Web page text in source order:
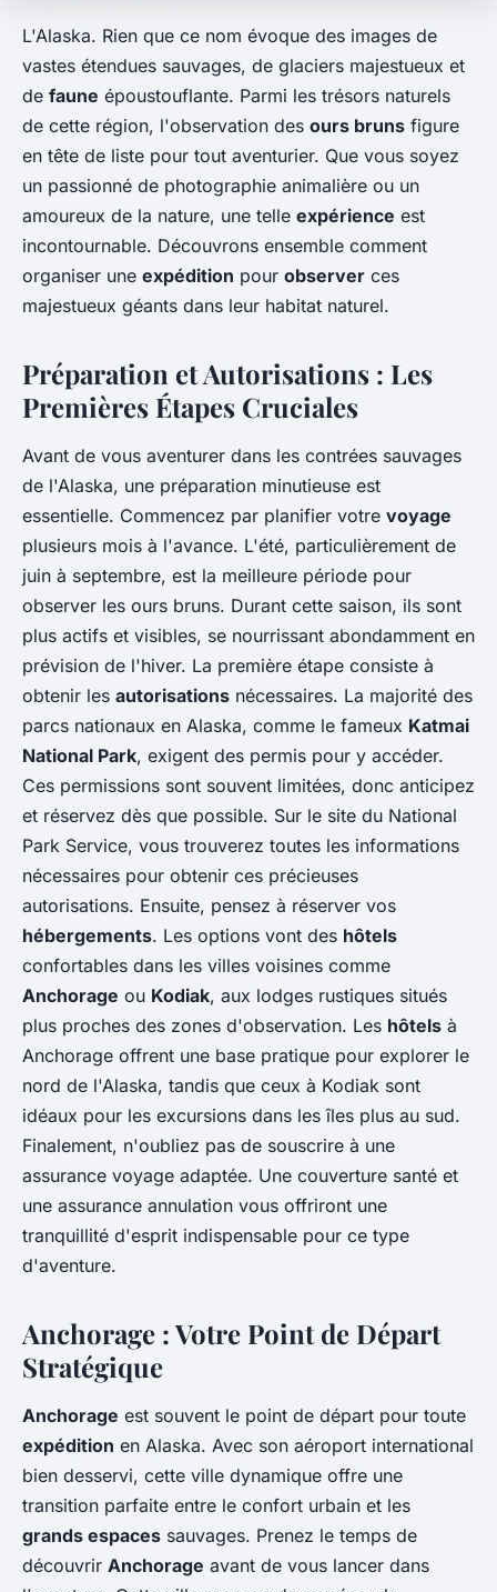
L'Alaska. Rien que ce nom évoque des images de
vastes étendues sauvages, de glaciers majestueux et
de faune époustouflante. Parmi les trésors naturels
de cette région, l'observation des ours bruns figure
en tête de liste pour tout aventurier. Que vous soyez
un passionné de photographie animalière ou un
amoureux de la nature, une telle expérience est
incontournable. Découvrons ensemble comment
organiser une expédition pour observer ces
majestueux géants dans leur habitat naturel.
Préparation et Autorisations : Les
Premières Étapes Cruciales
Avant de vous aventurer dans les contrées sauvages
de l'Alaska, une préparation minutieuse est
essentielle. Commencez par planifier votre voyage
plusieurs mois à l'avance. L'été, particulièrement de
juin à septembre, est la meilleure période pour
observer les ours bruns. Durant cette saison, ils sont
plus actifs et visibles, se nourrissant abondamment en
prévision de l'hiver. La première étape consiste à
obtenir les autorisations nécessaires. La majorité des
parcs nationaux en Alaska, comme le fameux Katmai
National Park, exigent des permis pour y accéder.
Ces permissions sont souvent limitées, donc anticipez
et réservez dès que possible. Sur le site du National
Park Service, vous trouverez toutes les informations
nécessaires pour obtenir ces précieuses
autorisations. Ensuite, pensez à réserver vos
hébergements. Les options vont des hôtels
confortables dans les villes voisines comme
Anchorage ou Kodiak, aux lodges rustiques situés
plus proches des zones d'observation. Les hôtels à
Anchorage offrent une base pratique pour explorer le
nord de l'Alaska, tandis que ceux à Kodiak sont
idéaux pour les excursions dans les îles plus au sud.
Finalement, n'oubliez pas de souscrire à une
assurance voyage adaptée. Une couverture santé et
une assurance annulation vous offriront une
tranquillité d'esprit indispensable pour ce type
d'aventure.
Anchorage : Votre Point de Départ
Stratégique
Anchorage est souvent le point de départ pour toute
expédition en Alaska. Avec son aéroport international
bien desservi, cette ville dynamique offre une
transition parfaite entre le confort urbain et les
grands espaces sauvages. Prenez le temps de
découvrir Anchorage avant de vous lancer dans